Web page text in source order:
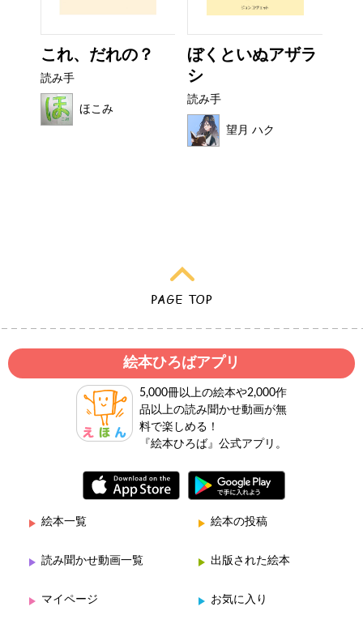
これ、だれの？
読み手
ほこみ
ぼくといぬアザラ
シ
読み手
望月 ハク
絵本ひろばアプリ
5,000冊以上の絵本や2,000作
品以上の読み聞かせ動画が無
料で楽しめる！
『絵本ひろば』公式アプリ。
絵本一覧 絵本の投稿
読み聞かせ動画一覧 出版された絵本
マイページ お気に入り